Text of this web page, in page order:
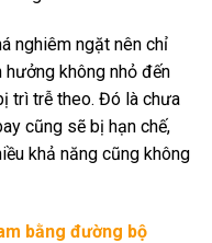
nghiêm ngặt nên chỉ
không nhỏ đến
trì trễ theo. Đó là chưa
cũng sẽ bị hạn chế,
khả năng cũng không
bằng đường bộ